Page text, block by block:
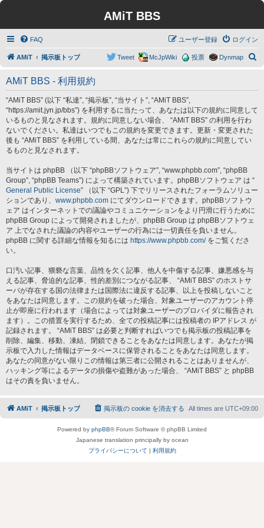
AMiT BBS
FAQ ログイン
ユーザー登録
AMiT 掲示板トップ Dynmap
投票
McJpWiki
Tweet
AMiT BBS - 利用規約
“AMiT BBS” (以下 “私達”, “掲示板”, “当サイト”, “AMiT BBS”,
“https://amit.jyn.jp/bbs”) を利用するに当たって、あなたは以下の規約に同意して
いるものと見なされます。規約に同意しない場合、 “AMiT BBS” の利用を行わ
ないでください。私達はいつでもこの規約を変更できます。更新・変更された
後も “AMiT BBS” を利用している間、あなたは常にこれらの規約に同意してい
るものと見なされます。
当サイトは phpBB （以下 “phpBBソフトウェア”, “www.phpbb.com”, “phpBB
Group”, “phpBB Teams”) によって構築されています。phpBBソフトウェア は “
General Public License” （以下 “GPL”) 下でリリースされたフォーラムソリュー
ションであり、 www.phpbb.com にてダウンロードできます。phpBBソフトウ
ェア はインターネットでの議論やコミュニケーションをより円滑に行うために
phpBB Group によって開発されましたが、phpBB Group は phpBBソフトウェ
ア 上でなされた議論の内容やユーザーの行為には一切責任を負いません。
phpBB に関する詳細な情報を知るには https://www.phpbb.com/をご覧くださ
い。
口汚い記事、猥褻な言葉、品性を欠く記事、他人を中傷する記事、嫌悪感を与
える記事、脅迫的な記事、性的差別につながる記事、 “AMiT BBS” のホストサ
ーバが存在する国の法律または国際法に違反する記事、以上を投稿しないこと
をあなたは同意します。この規約を破った場合、対象ユーザーのアカウント停
止が即座に行われます（場合によっては対象ユーザーのプロバイダに報告され
ます）。この措置を実行するため、全ての投稿記事には投稿者の IPアドレス が
記録されます。 “AMiT BBS” は必要と判断すればいつでも掲示板の投稿記事を
削除、編集、移動、凍結、閉鎖できることをあなたは同意します。あなたが掲
示板で入力した情報はデータベースに保管されることをあなたは同意します。
あなたの同意がない限りこの情報は第三者に公開されることはありませんが、
ハッキング等によるデータの損傷や盗難があった場合、 “AMiT BBS” と phpBB
はその責を負いません。
AMiT 掲示板トップ All times are UTC+09:00
掲示板の cookie を消去する
Powered by phpBB® Forum Software © phpBB Limited
Japanese translation principally by ocean
プライバシーについて | 利用規約